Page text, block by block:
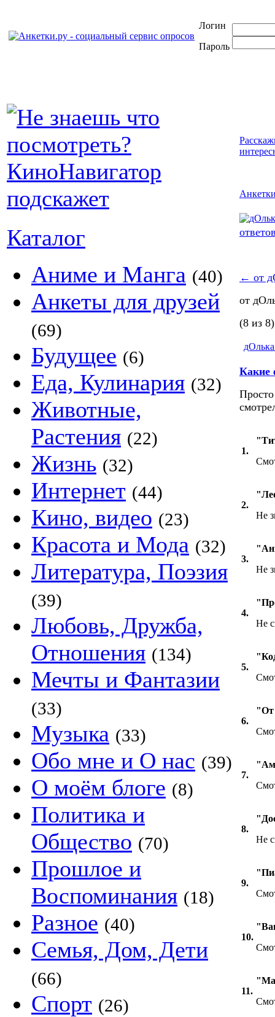
Логин
Пароль
Каталог
Аниме и Манга (40)
Анкеты для друзей
(69)
Будущее (6)
Еда, Кулинария (32)
Животные,
Растения (22)
Жизнь (32)
Интернет (44)
Кино, видео (23)
Красота и Мода (32)
Литература, Поэзия
(39)
Любовь, Дружба,
Отношения (134)
Мечты и Фантазии
(33)
Музыка (33)
Обо мне и О нас (39)
О моём блоге (8)
Политика и
Общество (70)
Прошлое и
Воспоминания (18)
Разное (40)
Семья, Дом, Дети
(66)
Спорт (26)
← от
от
(8 из 8)
Какие
1.
2.
Не
3.
Не
4.
Не
5.
6.
"От
7.
8.
Не
9.
10.
11.